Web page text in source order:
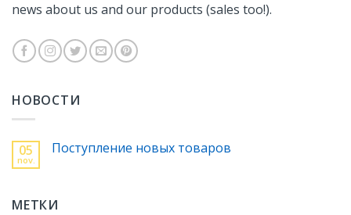
news about us and our products (sales too!).
НОВОСТИ
05
nov.
Поступление новых товаров
МЕТКИ